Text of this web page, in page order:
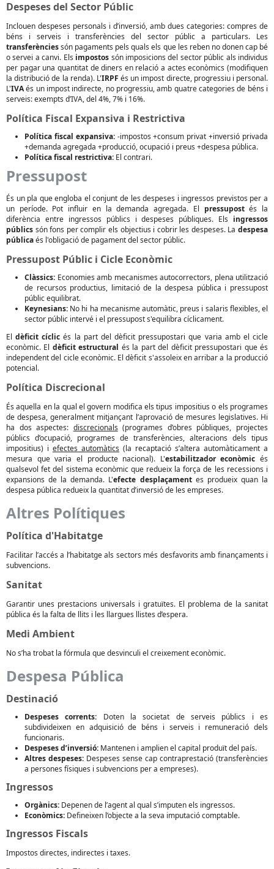
Despeses del Sector Públic
Inclouen despeses personals i d’inversió, amb dues categories: compres de
béns i serveis i transferències del sector públic a particulars. Les
transferènciessón pagaments pels quals els que les reben no donen cap bé
o servei a canvi. Els impostos són imposicions del sector públic als individus
per pagar una quantitat de diners en relació a actes econòmics (modifiquen
la distribució de la renda). L'IRPF és un impost directe, progressiu i personal.
L'IVAés un impost indirecte, no progressiu, amb quatre categories de béns i
serveis: exempts d’IVA, del 4%, 7% i 16%.
Política Fiscal Expansiva i Restrictiva
Política fiscal expansiva:-impostos +consum privat +inversió privada
+demanda agregada +producció, ocupació i preus +despesa pública.
Política fiscal restrictiva: El contrari.
Pressupost
És un pla que engloba el conjunt de les despeses i ingressos previstos per a
un període. Pot influir en la demanda agregada. El pressupostés la
diferència entre ingressos públics i despeses públiques. Els ingressos
públics són fons per complir els objectius i cobrir les despeses. La despesa
públicaés l'obligació de pagament del sector públic.
Pressupost Públic i Cicle Econòmic
Clàssics: Economies amb mecanismes autocorrectors, plena utilització
de recursos productius, limitació de la despesa pública i pressupost
públic equilibrat.
Keynesians: No hi ha mecanisme automàtic, preus i salaris flexibles, el
sector públic intervé i el pressupost s'equilibra cíclicament.
Eldèficit cíclic és la part del dèficit pressupostari que varia amb el cicle
econòmic. El dèficit estructural és la part del dèficit pressupostari que és
independent del cicle econòmic. El dèficit s'assoleix en arribar a la producció
potencial.
Política Discrecional
És aquella en la qual el govern modifica els tipus impositius o els programes
de despesa, generalment mitjançant l’aprovació de mesures legislatives. Hi
ha dos aspectes: discrecionals (programes d’obres públiques, projectes
públics d’ocupació, programes de transferències, alteracions dels tipus
impositius) i efectes automàtics (la recaptació s’altera automàticament a
mesura que varia el producte nacional). L'estabilitzador econòmic és
qualsevol fet del sistema econòmic que redueix la força de les recessions i
expansions de la demanda. L'efecte desplaçamentes produeix quan la
despesa pública redueix la quantitat d’inversió de les empreses.
Altres Polítiques
Política d'Habitatge
Facilitar l’accés a l’habitatge als sectors més desfavorits amb finançaments i
subvencions.
Sanitat
Garantir unes prestacions universals i gratuïtes. El problema de la sanitat
pública és la falta de llits i les llargues llistes d’espera.
Medi Ambient
No s’ha trobat la fórmula que desvinculi el creixement econòmic.
Despesa Pública
Destinació
Despeses corrents: Doten la societat de serveis públics i es
subdivideixen en adquisició de béns i serveis i remuneració dels
funcionaris.
Despeses d’inversió: Mantenen i amplien el capital produït del país.
Altres despeses: Despeses sense cap contraprestació (transferències
a persones físiques i subvencions per a empreses).
Ingressos
Orgànics: Depenen de l’agent al qual s’imputen els ingressos.
Econòmics: Defineixen l’objecte a la seva imputació comptable.
Ingressos Fiscals
Impostos directes, indirectes i taxes.